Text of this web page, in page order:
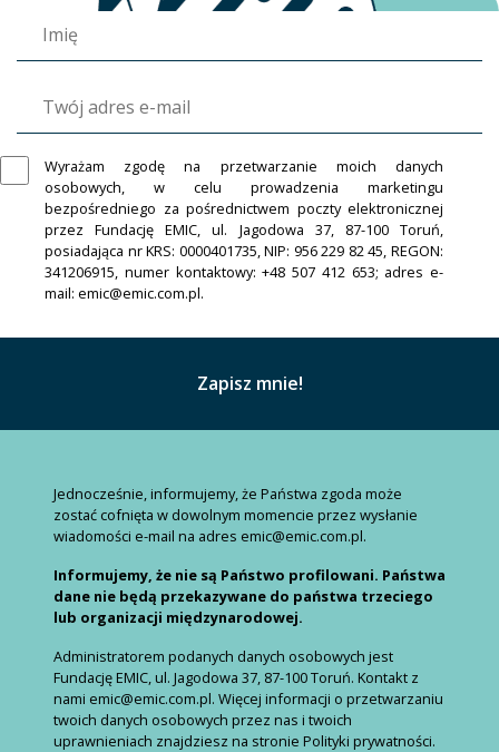
Wyrażam zgodę na przetwarzanie moich danych
osobowych, w celu prowadzenia marketingu
bezpośredniego za pośrednictwem poczty elektronicznej
przez Fundację EMIC, ul. Jagodowa 37, 87-100 Toruń,
posiadająca nr KRS: 0000401735, NIP: 956 229 82 45, REGON:
341206915, numer kontaktowy: +48 507 412 653; adres e-
mail: emic@emic.com.pl.
Jednocześnie, informujemy, że Państwa zgoda może
zostać cofnięta w dowolnym momencie przez wysłanie
wiadomości e-mail na adres emic@emic.com.pl.
Informujemy, że nie są Państwo profilowani. Państwa
dane nie będą przekazywane do państwa trzeciego
lub organizacji międzynarodowej.
Administratorem podanych danych osobowych jest
Fundację EMIC, ul. Jagodowa 37, 87-100 Toruń. Kontakt z
nami emic@emic.com.pl. Więcej informacji o przetwarzaniu
twoich danych osobowych przez nas i twoich
uprawnieniach znajdziesz na stronie Polityki prywatności.